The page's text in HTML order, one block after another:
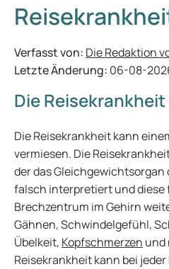
Verfasst von: Die Redaktion
Letzte Änderung: 06-08-
Die Reisekrankheit
Die Reisekrankheit kann
vermiesen. Die
der das Gleichgewichtsorgan
falsch interpretiert und diese
Brechzentrum im Gehirn
Gähnen, Schwindelgefühl,
Übelkeit, Kopfschmerzen und
Reisekrankheit kann bei